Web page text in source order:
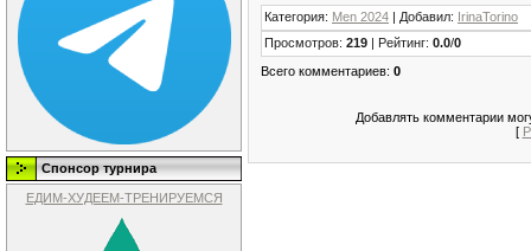
Спонсор турнира
ЕДИМ-ХУДЕЕМ-ТРЕНИРУЕМСЯ
Категория: Men 2024 | Добавил: IrinaTorino
Просмотров: 219 | Рейтинг: 0.0/0
Всего комментариев: 0
Добавлять комментарии
[